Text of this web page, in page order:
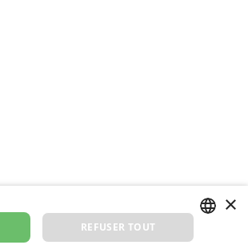
×
REFUSER TOUT